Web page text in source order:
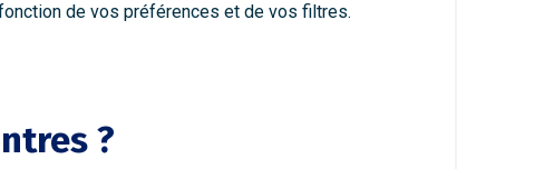
de vos préférences et de vos filtres.
?